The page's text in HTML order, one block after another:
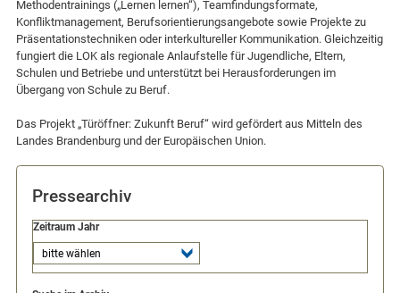
Methodentrainings („Lernen lernen“), Teamfindungsformate,
Konfliktmanagement, Berufsorientierungsangebote sowie Projekte zu
Präsentationstechniken oder interkultureller Kommunikation. Gleichzeitig
fungiert die LOK als regionale Anlaufstelle für Jugendliche, Eltern,
Schulen und Betriebe und unterstützt bei Herausforderungen im
Übergang von Schule zu Beruf.
Das Projekt „Türöffner: Zukunft Beruf“ wird gefördert aus Mitteln des
Landes Brandenburg und der Europäischen Union.
Pressearchiv
Zeitraum Jahr